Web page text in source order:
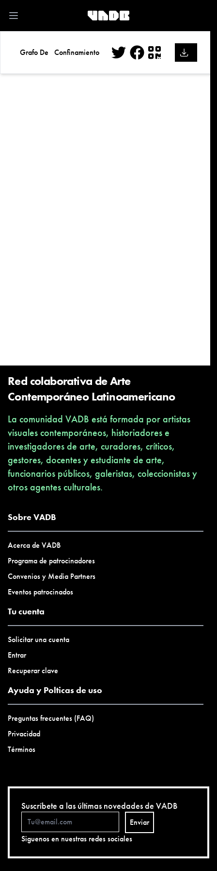
Open main menu
Grafo De Confinamiento
Facebook
Red colaborativa de Arte
Contemporáneo Latinoamericano
La comunidad VADB está formada por artistas
visuales contemporáneos, historiadores e
investigadores de arte, curadores, críticos,
gestores, docentes y estudiante de arte,
funcionarios públicos, galeristas, coleccionistas y
otros agentes culturales.
Sobre VADB
Acerca de VADB
Programa de patrocinadores
Convenios y Media Partners
Eventos patrocinados
Tu cuenta
Solicitar una cuenta
Entrar
Recuperar clave
Ayuda y Polticas de uso
Preguntas frecuentes (FAQ)
Privacidad
Términos
Suscríbete a las últimas novedades de VADB
Enviar
Siguenos en nuestras redes sociales